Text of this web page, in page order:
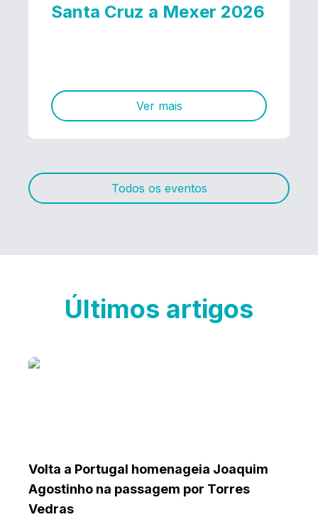
Santa Cruz a Mexer 2026
Ver mais
Todos os eventos
Últimos artigos
Volta a Portugal homenageia Joaquim
Agostinho na passagem por Torres
Vedras